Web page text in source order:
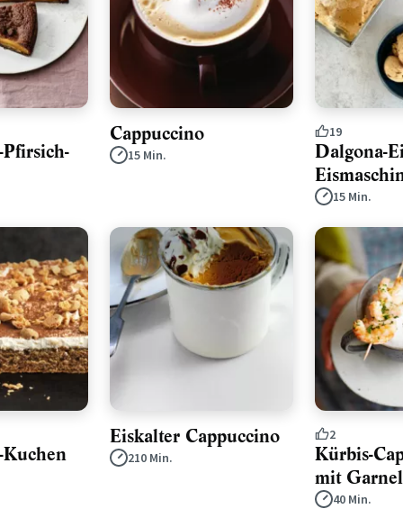
Cappuccino
15 Min.
19
Dalgona-
15 Min.
Kuchen
Eiskalter Cappuccino
210 Min.
2
Kürbis-
mit
40 Min.